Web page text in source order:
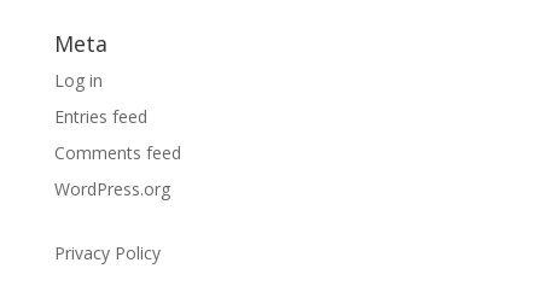
Meta
Log in
Entries feed
Comments feed
WordPress.org
Privacy Policy